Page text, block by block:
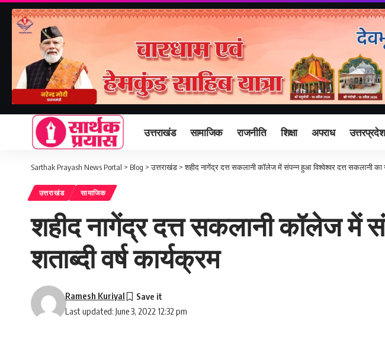
उत्तराखंड सामाजिक राजनीति शिक्षा अपराध उत्तरप्रदेश
Sarthak Prayash News Portal > Blog >उत्तराखंड >शहीद नागेंद्र दत्त सकलानी कॉलेज में संपन्न हुआ विश्वेश्वर दत्त सकलानी का
उत्तराखंड सामाजिक
शहीद नागेंद्र दत्त सकलानी कॉलेज में
शताब्दी वर्ष कार्यक्रम
Last updated: June 3, 2022 12:32 pm
Ramesh Kuriyal